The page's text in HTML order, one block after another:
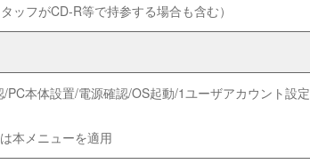
ッフがCD-R等で持参する場合も含む）
PC本体設置/電源確認/OS起動/1ユーザアカウント設
本メニューを適用